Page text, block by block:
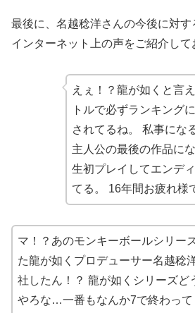
最後に、名越稔洋さんの今後に対す
インターネット上の声をご紹介して
えぇ！？龍が如くと言
トルで必ずランキング
されてるね。 私事にな
主人公の最後の作品に
生初プレイしてエンデ
てる。 16年間お疲れ様
マ！？あのモンキーボールシリー
た龍が如くプロデューサー名越稔
社したん！？ 龍が如くシリーズど
やろな…一番もなんか7で終わって